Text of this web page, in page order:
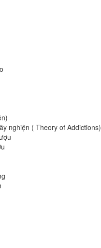
nghiện ( Theory of Addictions)